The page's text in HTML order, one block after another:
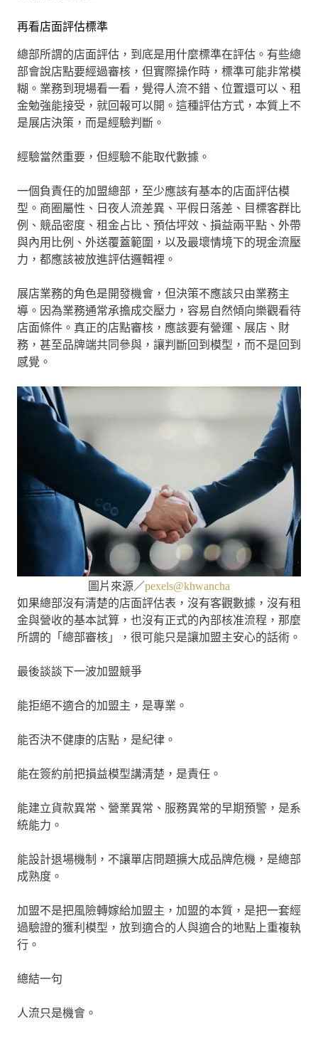
再看店面評估標準
總部所謂的店面評估，到底是用什麼標準在評估。有些總
部會說店點要經過審核，但實際操作時，標準可能非常模
糊。業務到現場看一看，覺得人流不錯、位置還可以、租
金勉強能接受，就回報可以開。這種評估方式，本質上不
是展店決策，而是經驗判斷。
經驗當然重要，但經驗不能取代數據。
一個負責任的加盟總部，至少應該有基本的店面評估模
型。商圈屬性、日夜人流差異、平假日落差、目標客群比
例、競品密度、租金占比、預估坪效、損益兩平點、外帶
與內用比例、外送覆蓋範圍，以及最壞情境下的現金流壓
力，都應該被放進評估邏輯裡。
展店業務的角色是開發機會，但決策不應該只由業務主
導。因為業務通常承擔成交壓力，容易自然傾向樂觀看待
店面條件。真正的店點審核，應該要有營運、展店、財
務，甚至品牌端共同參與，讓判斷回到模型，而不是回到
感覺。
圖片來源／pexels@khwancha
如果總部沒有清楚的店面評估表，沒有客觀數據，沒有租
金與營收的基本試算，也沒有正式的內部核准流程，那麼
所謂的「總部審核」，很可能只是讓加盟主安心的話術。
最後談談下一波加盟競爭
能拒絕不適合的加盟主，是專業。
能否決不健康的店點，是紀律。
能在簽約前把損益模型講清楚，是責任。
能建立貨款異常、營業異常、服務異常的早期預警，是系
統能力。
能設計退場機制，不讓單店問題擴大成品牌危機，是總部
成熟度。
加盟不是把風險轉嫁給加盟主，加盟的本質，是把一套經
過驗證的獲利模型，放到適合的人與適合的地點上重複執
行。
總結一句
人流只是機會。